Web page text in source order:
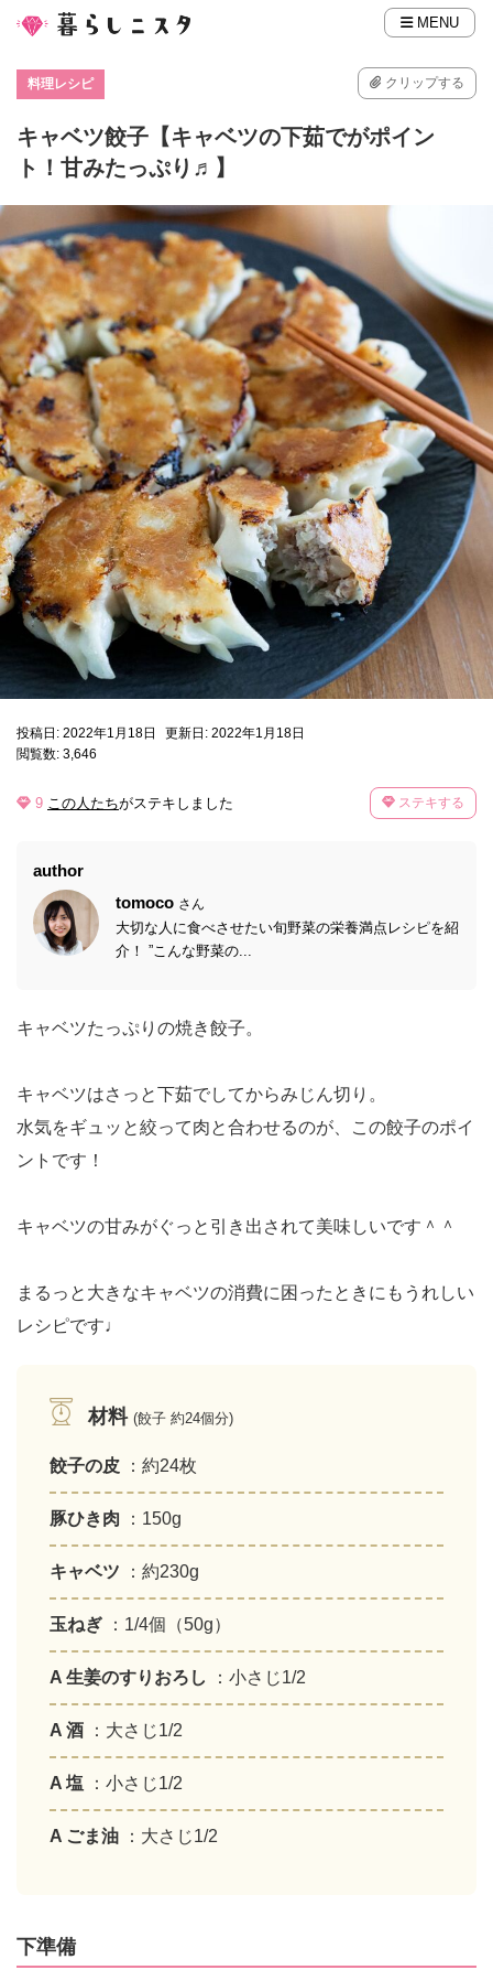
MENU
料理レシピ クリップする
キャベツ餃子【キャベツの下茹でがポイン
ト！甘みたっぷり♬】
投稿日: 2022年1月18日
更新日: 2022年1月18日
閲覧数: 3,646
9 この人たちがステキしました ステキする
author
tomoco さん
大切な人に食べさせたい旬野菜の栄養満点レシピを紹
介！ ”こんな野菜の...
キャベツたっぷりの焼き餃子。
キャベツはさっと下茹でしてからみじん切り。
水気をギュッと絞って肉と合わせるのが、この餃子のポイ
ントです！
キャベツの甘みがぐっと引き出されて美味しいです＾＾
まるっと大きなキャベツの消費に困ったときにもうれしい
レシピです♩
材料 (餃子 約24個分)
餃子の皮 ：約24枚
豚ひき肉 ：150g
キャベツ ：約230g
玉ねぎ ：1/4個（50g）
A 生姜のすりおろし ：小さじ1/2
A 酒 ：大さじ1/2
A 塩 ：小さじ1/2
A ごま油 ：大さじ1/2
下準備